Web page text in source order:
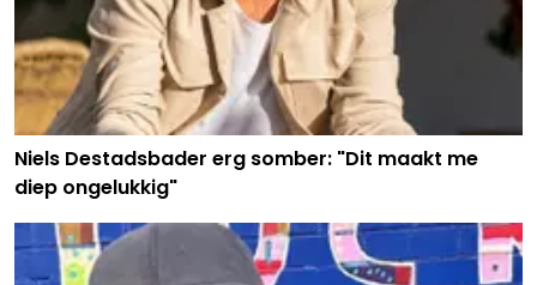
Niels Destadsbader erg somber: "Dit maakt me
diep ongelukkig"